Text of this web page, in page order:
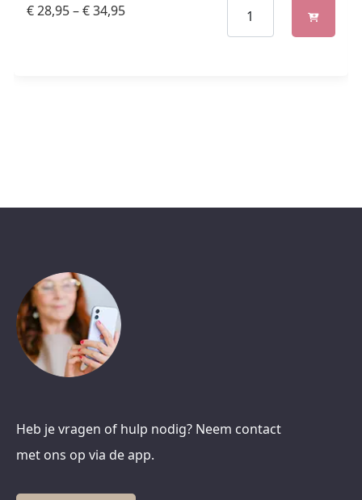
€28,95–€34,95
Heb je vragen of hulp nodig? Neem contact
met ons op via de app.